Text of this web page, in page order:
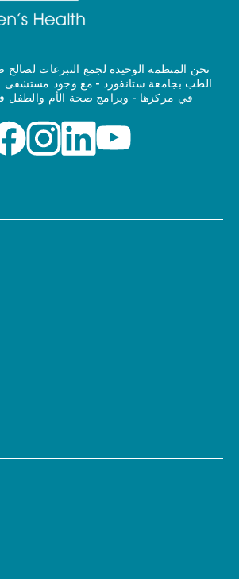
نحن المنظمة الوحيدة لجمع التبرعات
الطب بجامعة ستانفورد - مع وجود مستشفى
في مركزها - وبرامج صحة الأم والطفل